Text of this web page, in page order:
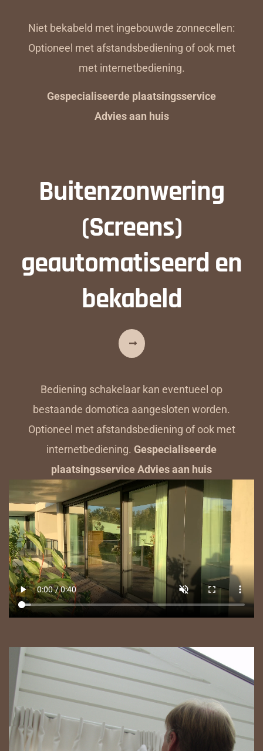
Niet bekabeld met ingebouwde zonnecellen:
Optioneel met afstandsbediening of ook met
met internetbediening.
Gespecialiseerde plaatsingsservice
Advies aan huis
Buitenzonwering
(Screens)
geautomatiseerd en
bekabeld
Bediening schakelaar kan eventueel op
bestaande domotica aangesloten worden.
Optioneel met afstandsbediening of ook met
internetbediening. Gespecialiseerde
plaatsingsservice Advies aan huis